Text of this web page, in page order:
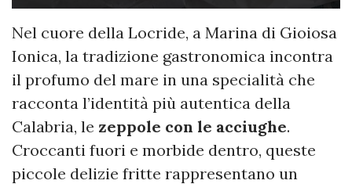
Nel cuore della Locride, a Marina di Gioiosa
Ionica, la tradizione gastronomica incontra
il profumo del mare in una specialità che
racconta l’identità più autentica della
Calabria, le zeppole con le acciughe.
Croccanti fuori e morbide dentro, queste
piccole delizie fritte rappresentano un